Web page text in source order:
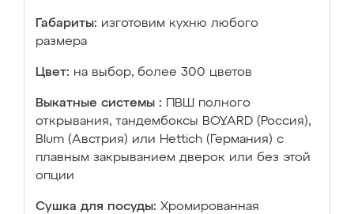
Габариты: изготовим кухню любого
размера
Цвет: на выбор, более 300 цветов
Выкатные системы :
ПВШ полного
открывания, тандембоксы BOYARD (Россия),
Blum (Австрия) или Hettich (Германия) с
плавным закрыванием дверок или без этой
опции
Сушка для посуды: Хромированная